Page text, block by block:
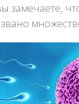
замечаете,